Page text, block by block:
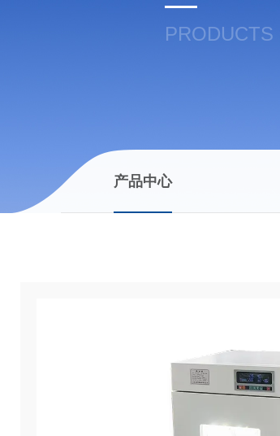
PRODUCTS
产品中心